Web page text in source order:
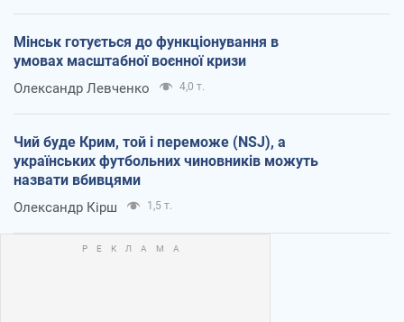
Мінськ готується до функціонування в
умовах масштабної воєнної кризи
Олександр Левченко 4,0 т.
Чий буде Крим, той і переможе (NSJ), а
українських футбольних чиновників можуть
назвати вбивцями
Олександр Кірш 1,5 т.